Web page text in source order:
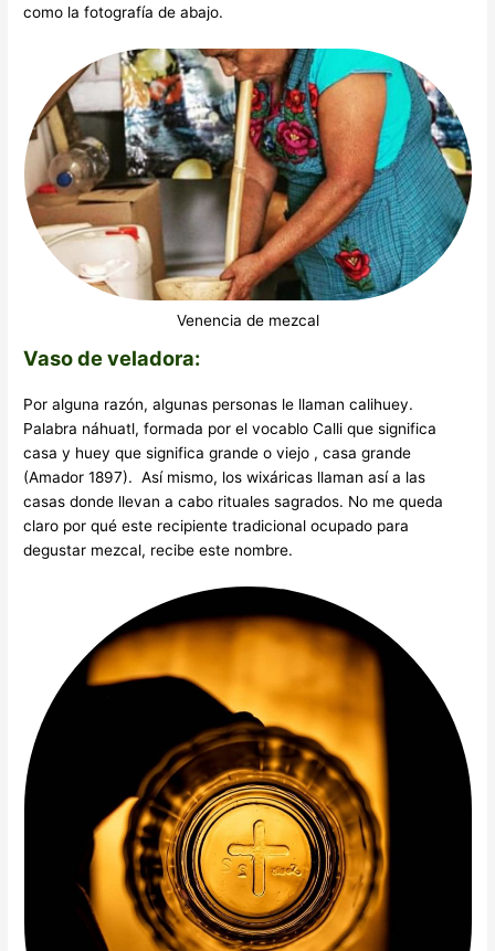
como la fotografía de abajo.
Venencia de mezcal
Vaso de veladora:
Por alguna razón, algunas personas le llaman calihuey.
Palabra náhuatl, formada por el vocablo Calli que significa
casa y huey que significa grande o viejo , casa grande
(Amador 1897). Así mismo, los wixáricas llaman así a las
casas donde llevan a cabo rituales sagrados. No me queda
claro por qué este recipiente tradicional ocupado para
degustar mezcal, recibe este nombre.